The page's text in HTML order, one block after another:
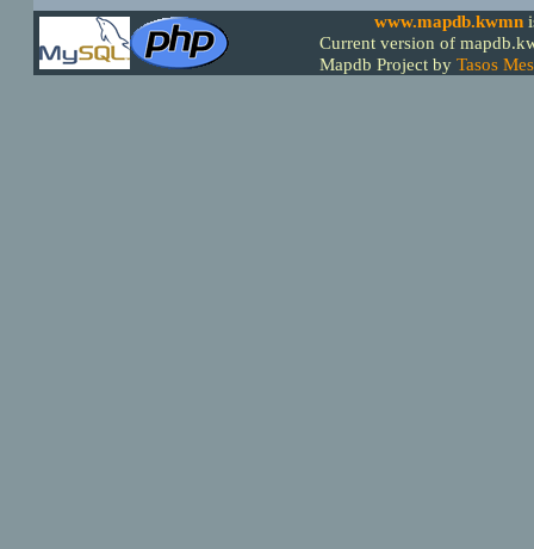
www.mapdb.kwmn
Current version of
Mapdb Project by Tasos